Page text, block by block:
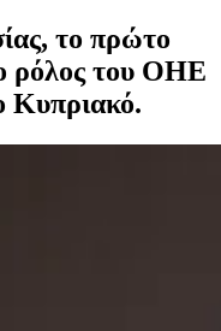
το πρώτο
ο ρόλος του ΟΗΕ
Κυπριακό.